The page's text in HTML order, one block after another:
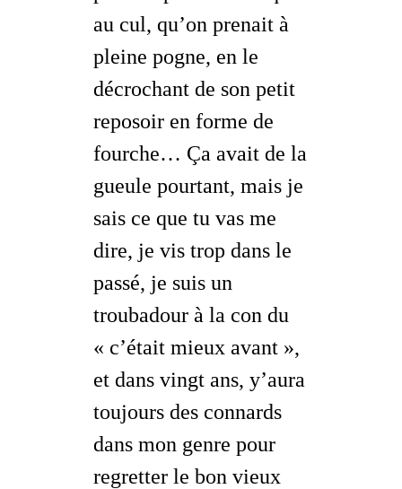
au cul, qu’on prenait à
pleine pogne, en le
décrochant de son petit
reposoir en forme de
fourche… Ça avait de la
gueule pourtant, mais je
sais ce que tu vas me
dire, je vis trop dans le
passé, je suis un
troubadour à la con du
« c’était mieux avant »,
et dans vingt ans, y’aura
toujours des connards
dans mon genre pour
regretter le bon vieux